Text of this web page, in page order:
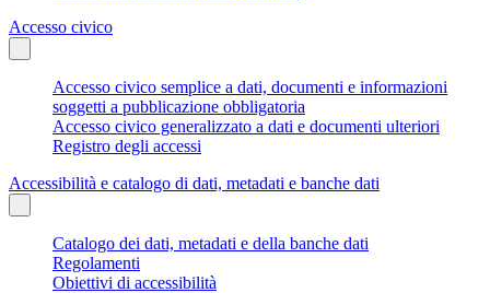
Accesso civico
Accesso civico semplice a dati, documenti e informazioni
soggetti a pubblicazione obbligatoria
Accesso civico generalizzato a dati e documenti ulteriori
Registro degli accessi
Accessibilità e catalogo di dati, metadati e banche dati
Catalogo dei dati, metadati e della banche dati
Regolamenti
Obiettivi di accessibilità